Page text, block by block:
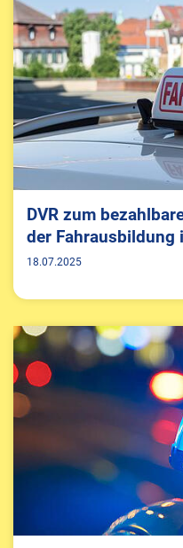
DVR zum
der Fahrausbildung
18.07.2025